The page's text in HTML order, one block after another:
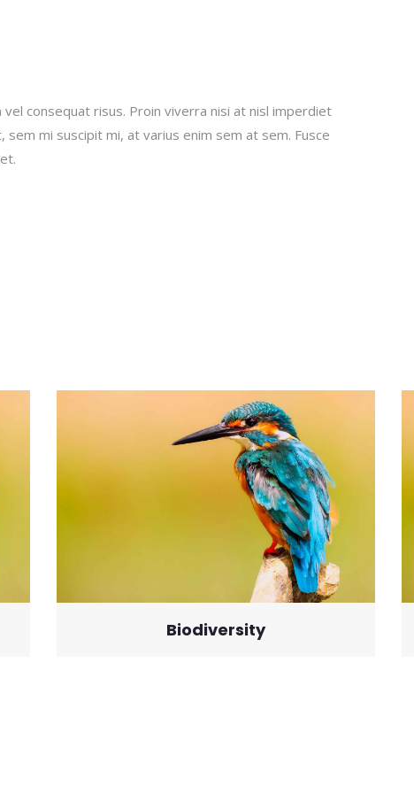
consequat risus. Proin viverra nisi at nisl imperdiet
mi suscipit mi, at varius enim sem at sem. Fusce
Biodiversity